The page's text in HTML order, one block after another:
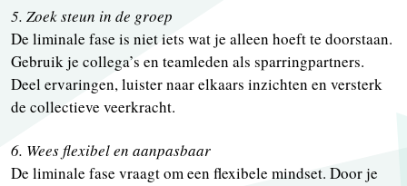
5. Zoek steun in de groep
De liminale fase is niet iets wat je alleen hoeft te doorstaan.
Gebruik je collega’s en teamleden als sparringpartners.
Deel ervaringen, luister naar elkaars inzichten en versterk
de collectieve veerkracht.
6. Wees flexibel en aanpasbaar
De liminale fase vraagt om een flexibele mindset. Door je